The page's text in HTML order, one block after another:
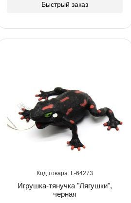
Быстрый заказ
64273
Игрушка-тянучка "Лягушки",
черная